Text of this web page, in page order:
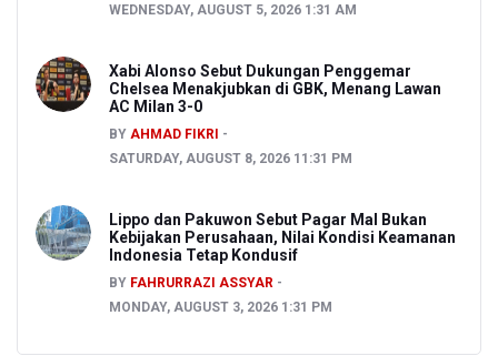
WEDNESDAY, AUGUST 5, 2026 1:31 AM
Xabi Alonso Sebut Dukungan Penggemar
Chelsea Menakjubkan di GBK, Menang Lawan
AC Milan 3-0
BY AHMAD FIKRI
SATURDAY, AUGUST 8, 2026 11:31 PM
Lippo dan Pakuwon Sebut Pagar Mal Bukan
Kebijakan Perusahaan, Nilai Kondisi Keamanan
Indonesia Tetap Kondusif
BY FAHRURRAZI ASSYAR
MONDAY, AUGUST 3, 2026 1:31 PM